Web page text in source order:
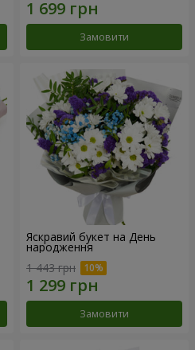
Замовити
Яскравий букет на День
народження
1 443 грн
Замовити